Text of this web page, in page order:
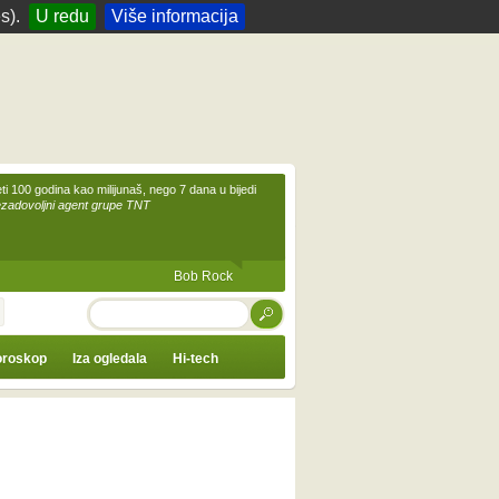
U redu Više informacija
100 godina kao milijunaš, nego 7 dana u bijedi
agent grupe TNT
Bob Rock
TRAŽI
Iza ogledala Hi-tech